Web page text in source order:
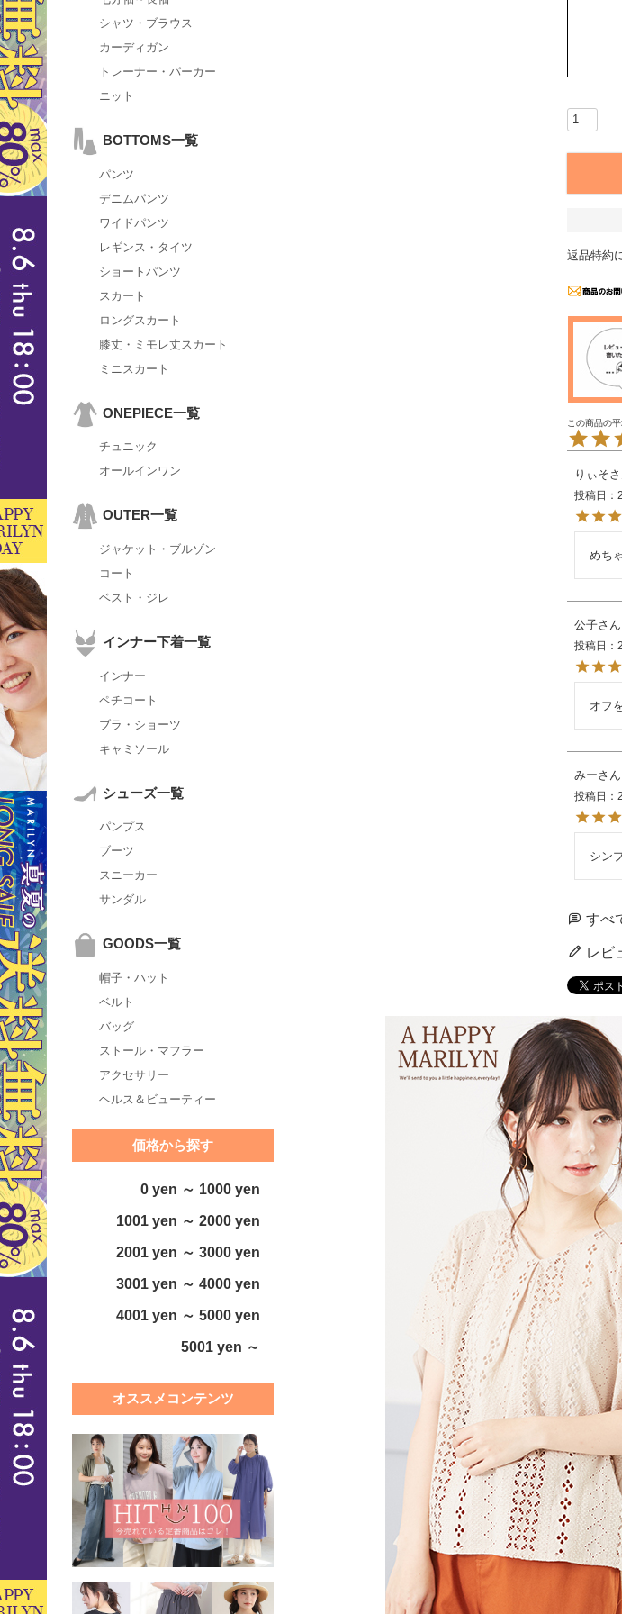
シャツ・ブラウス
カーディガン
トレーナー・パーカー
ニット
BOTTOMS一覧
パンツ
デニムパンツ
ワイドパンツ
レギンス・タイツ
ショートパンツ
スカート
ロングスカート
膝丈・ミモレ丈スカート
ミニスカート
ONEPIECE一覧
チュニック
オールインワン
OUTER一覧
ジャケット・ブルゾン
コート
ベスト・ジレ
インナー下着一覧
インナー
ペチコート
ブラ・ショーツ
キャミソール
シューズ一覧
パンプス
ブーツ
スニーカー
サンダル
GOODS一覧
帽子・ハット
ベルト
バッグ
ストール・マフラー
アクセサリー
ヘルス＆ビューティー
価格から探す
0 yen ～ 1000 yen
1001 yen ～ 2000 yen
2001 yen ～ 3000 yen
3001 yen ～ 4000 yen
4001 yen ～ 5000 yen
5001 yen ～
オススメコンテンツ
返品特約
りぃそ
投稿日
めち
公子
投稿日
オフ
みー
投稿日
シン
すべ
レビ